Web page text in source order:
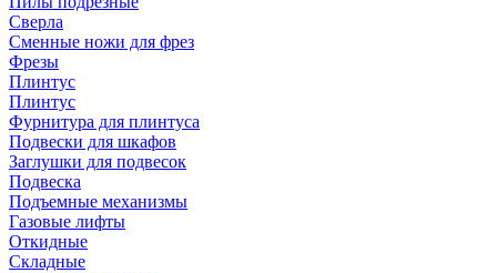
Сверла
Сменные ножи для фрез
Фрезы
Плинтус
Плинтус
Фурнитура для плинтуса
Подвески для шкафов
Заглушки для подвесок
Подвеска
Подъемные механизмы
Газовые лифты
Откидные
Складные